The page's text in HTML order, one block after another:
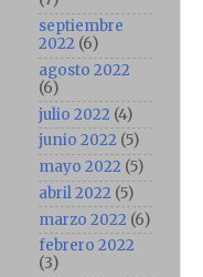
septiembre
2022 (6)
agosto 2022
(6)
julio 2022 (4)
junio 2022 (5)
mayo 2022 (5)
abril 2022 (5)
marzo 2022 (6)
febrero 2022
(3)